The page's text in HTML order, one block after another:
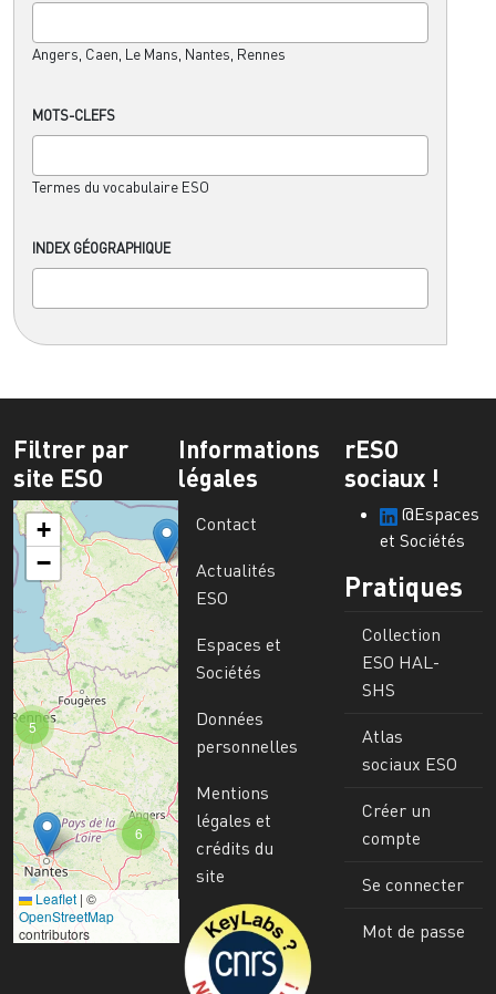
Angers, Caen, Le Mans, Nantes, Rennes
MOTS-CLEFS
Termes du vocabulaire ESO
INDEX GÉOGRAPHIQUE
Filtrer par
site ESO
6
5
+
−
Leaflet | ©
OpenStreetMap
contributors
Informations
légales
Contact
Actualités
ESO
Espaces et
Sociétés
Données
personnelles
Mentions
légales et
crédits du
site
Image
rESO
sociaux !
@Espaces
et Sociétés
Pratiques
Collection
ESO HAL-
SHS
Atlas
sociaux ESO
Créer un
compte
Se connecter
Mot de passe